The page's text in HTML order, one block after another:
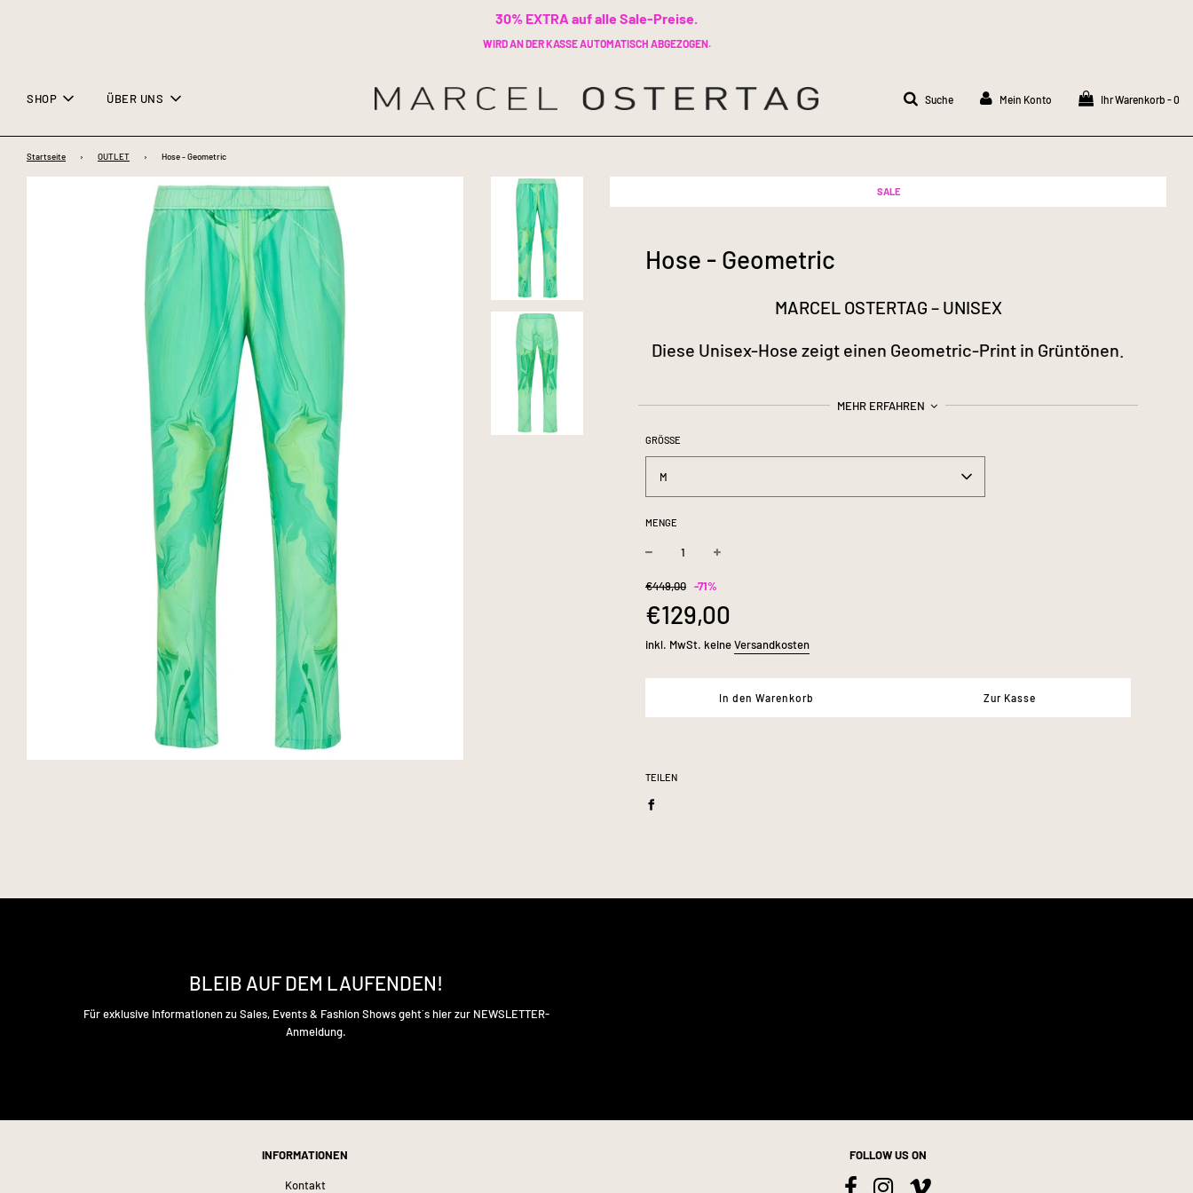
30% EXTRA auf alle Sale-Preise.
WIRD AN DER KASSE AUTOMATISCH ABGEZOGEN.
SHOP ÜBER UNS Suche Mein Konto Ihr Warenkorb -0
Startseite › OUTLET › Hose - Geometric
SALE
Hose - Geometric
MARCEL OSTERTAG – UNISEX
Diese Unisex-Hose zeigt einen Geometric-Print in Grüntönen.
Eingrifftaschen sorgen für eine bequeme Passform.
Geometric-Print in Grün Tönen
MEHR ERFAHREN
GRÖSSE
M
MENGE
€449,00 Sonderpreis
-71%
€129,00
inkl. MwSt. keineVersandkosten
In den Warenkorb Zur Kasse
TEILEN
BLEIB AUF DEM LAUFENDEN!
Für exklusive Informationen zu Sales, Events & Fashion Shows geht´s hier zur NEWSLETTER-
Anmeldung.
INFORMATIONEN
Kontakt
FOLLOW US ON